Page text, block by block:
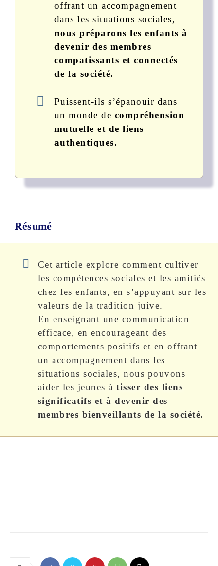
offrant un accompagnement
dans les situations sociales,
nous préparons les enfants à
devenir des membres
compatissants et connectés
de la société.
Puissent-ils s’épanouir dans
un monde de compréhension
mutuelle et de liens
authentiques.
Résumé
Cet article explore comment cultiver
les compétences sociales et les amitiés
chez les enfants, en s’appuyant sur les
valeurs de la tradition juive.
En enseignant une communication
efficace, en encourageant des
comportements positifs et en offrant
un accompagnement dans les
situations sociales, nous pouvons
aider les jeunes àtisser des liens
significatifs et à devenir des
membres bienveillants de la société.